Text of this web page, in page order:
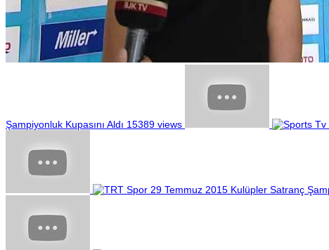
Şampiyonluk Kupasını Aldı 15389 views